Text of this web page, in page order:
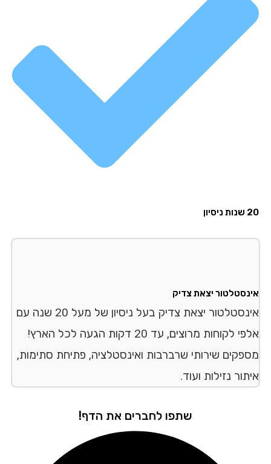
יצאת צדיק
אינסטלטור יצאת צדיק בעל ניסיון של מעל 20 שנה עם
אלפי לקוחות מרוצים, עד 20 דקות הגעה לכל הארץ!
שירותי שרברבות ואינסטלציה, פתיחת סתימות,
נזילות ועוד.
שתפו לחברים את הדף!